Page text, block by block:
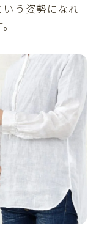
う姿勢になれ